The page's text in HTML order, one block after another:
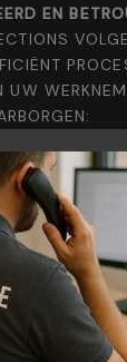
EN
UW